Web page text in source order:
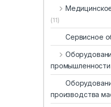
(11)
Сервисное
промышленности
производства